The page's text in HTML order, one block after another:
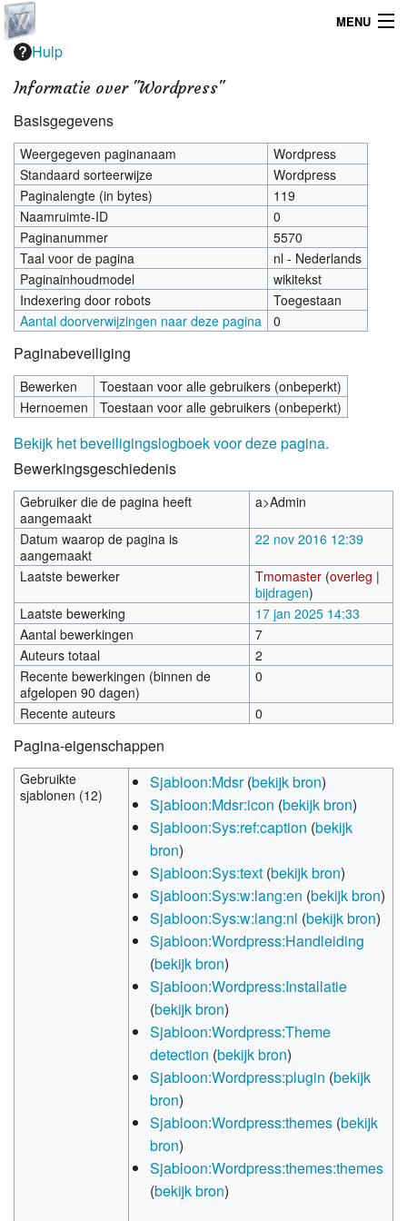
MENU
Home
Webdesign
Operating System
Hulp
Informatie over "Wordpress"
Basisgegevens
Weergegeven paginanaam
Wordpress
Standaard sorteerwijze
Wordpress
Paginalengte (in bytes)
119
Naamruimte-ID
0
Paginanummer
5570
Taal voor de pagina
nl - Nederlands
Paginainhoudmodel
wikitekst
Indexering door robots
Toegestaan
Aantal doorverwijzingen naar deze pagina
0
Paginabeveiliging
Bewerken
Toestaan voor alle gebruikers (onbeperkt)
Hernoemen
Toestaan voor alle gebruikers (onbeperkt)
Bekijk het beveiligingslogboek voor deze pagina.
Bewerkingsgeschiedenis
Gebruiker die de pagina heeft
aangemaakt
a>Admin
Datum waarop de pagina is
aangemaakt
22 nov 2016 12:39
Laatste bewerker Tmomaster (overleg |
bijdragen)
Laatste bewerking
17 jan 2025 14:33
Aantal bewerkingen
7
Auteurs totaal
2
Recente bewerkingen (binnen de
afgelopen 90 dagen)
0
Recente auteurs 0
Pagina-eigenschappen
Gebruikte
sjablonen (12)
Sjabloon:Mdsr(bekijk bron)
Sjabloon:Mdsr:icon (bekijk bron)
Sjabloon:Sys:ref:caption (bekijk
bron)
Sjabloon:Sys:text (bekijk bron)
Sjabloon:Sys:w:lang:en (bekijk bron)
Sjabloon:Sys:w:lang:nl (bekijk bron)
Sjabloon:Wordpress:Handleiding
(bekijk bron)
Sjabloon:Wordpress:Installatie
(bekijk bron)
Sjabloon:Wordpress:Theme
detection (bekijk bron)
Sjabloon:Wordpress:plugin (bekijk
bron)
Sjabloon:Wordpress:themes (bekijk
bron)
Sjabloon:Wordpress:themes:themes
(bekijk bron)